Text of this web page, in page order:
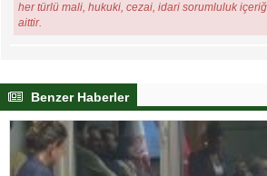
her türlü mali, hukuki, cezai, idari sorumluluk
aittir.
Benzer Haberler